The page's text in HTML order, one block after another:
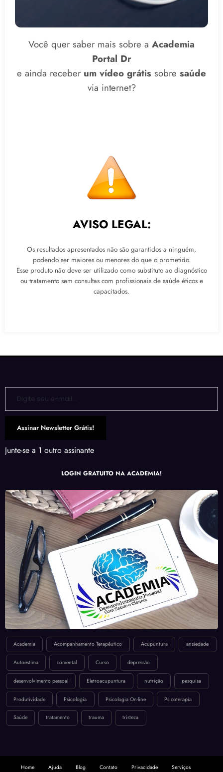
Você quer saber mais sobre a Academia
Portal Dr
e ainda receber um vídeo grátis sobre saúde
via internet?
AVISO LEGAL:
Os resultados apresentados não são garantidos a ninguém,
podendo ser maiores ou menores do que o prometido.
Esse produto não deve ser utilizado como substituto ao diagnóstico
ou tratamento sem consultas com profissionais de saúde éticos e
capacitados.
Digite seu e-mail…
Assinar Newsletter Grátis!
Junte-se a 1 outro assinante
LOGIN GRATUITO NA ACADEMIA!
Academia Acompanhamento Terapêutico Acupuntura ansiedade
Autoestima comental Curso depressão
desenvolvimento pessoal Eletroacupuntura nutrição pesquisa
Produtividade Psicologia Psicologia On-line Psicoterapia
Saúde tratamento trauma tristeza
Home Ajuda Blog Contato Privacidade Serviços